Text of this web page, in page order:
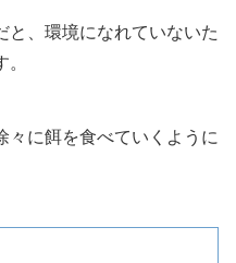
と、環境になれていないた
々に餌を食べていくように